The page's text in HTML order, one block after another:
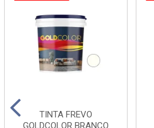
TINTA FREVO
GOLDCOLOR BRANCO